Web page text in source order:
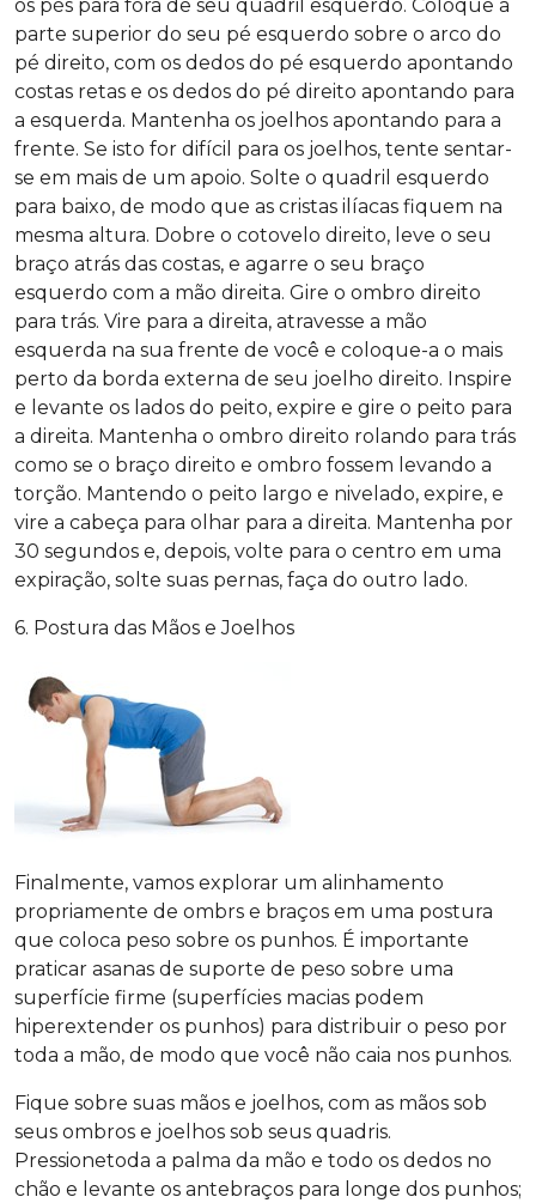
os pés para fora de seu quadril esquerdo. Coloque a
parte superior do seu pé esquerdo sobre o arco do
pé direito, com os dedos do pé esquerdo apontando
costas retas e os dedos do pé direito apontando para
a esquerda. Mantenha os joelhos apontando para a
frente. Se isto for difícil para os joelhos, tente sentar-
se em mais de um apoio. Solte o quadril esquerdo
para baixo, de modo que as cristas ilíacas fiquem na
mesma altura. Dobre o cotovelo direito, leve o seu
braço atrás das costas, e agarre o seu braço
esquerdo com a mão direita. Gire o ombro direito
para trás. Vire para a direita, atravesse a mão
esquerda na sua frente de você e coloque-a o mais
perto da borda externa de seu joelho direito. Inspire
e levante os lados do peito, expire e gire o peito para
a direita. Mantenha o ombro direito rolando para trás
como se o braço direito e ombro fossem levando a
torção. Mantendo o peito largo e nivelado, expire, e
vire a cabeça para olhar para a direita. Mantenha por
30 segundos e, depois, volte para o centro em uma
expiração, solte suas pernas, faça do outro lado.
6. Postura das Mãos e Joelhos
Finalmente, vamos explorar um alinhamento
propriamente de ombrs e braços em uma postura
que coloca peso sobre os punhos. É importante
praticar asanas de suporte de peso sobre uma
superfície firme (superfícies macias podem
hiperextender os punhos) para distribuir o peso por
toda a mão, de modo que você não caia nos punhos.
Fique sobre suas mãos e joelhos, com as mãos sob
seus ombros e joelhos sob seus quadris.
Pressionetoda a palma da mão e todo os dedos no
chão e levante os antebraços para longe dos punhos;